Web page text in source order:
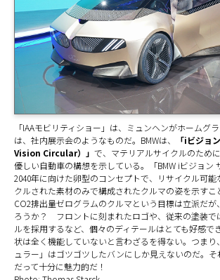
「IAAモビリティショー」は、ミュンヘンがホームグ
は、社内展示会のようなものだ。BMWは、
「iビジョ
Vision Circular）」 で、マテリアルサイクルのため
優しい自動車の構想を示している。「BMW iビジョン
2040年に向けた卵型のコンセプトで、リサイクル可能
クルされた素材のみで構成されたクルマの姿を示すこ
CO2排出量ゼログラムのクルマという目標は立派だ
ろうか？ フロントに刻まれたロゴや、従来の塗装で
ルを採用するなど、個々のディテールはとても好感で
状は全く機能していないと言わざるを得ない。つまり
ュラー」はゴツゴツしたバンにしか見えないのだ。そ
だって十分に魅力的だ！